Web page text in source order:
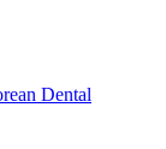
Dental